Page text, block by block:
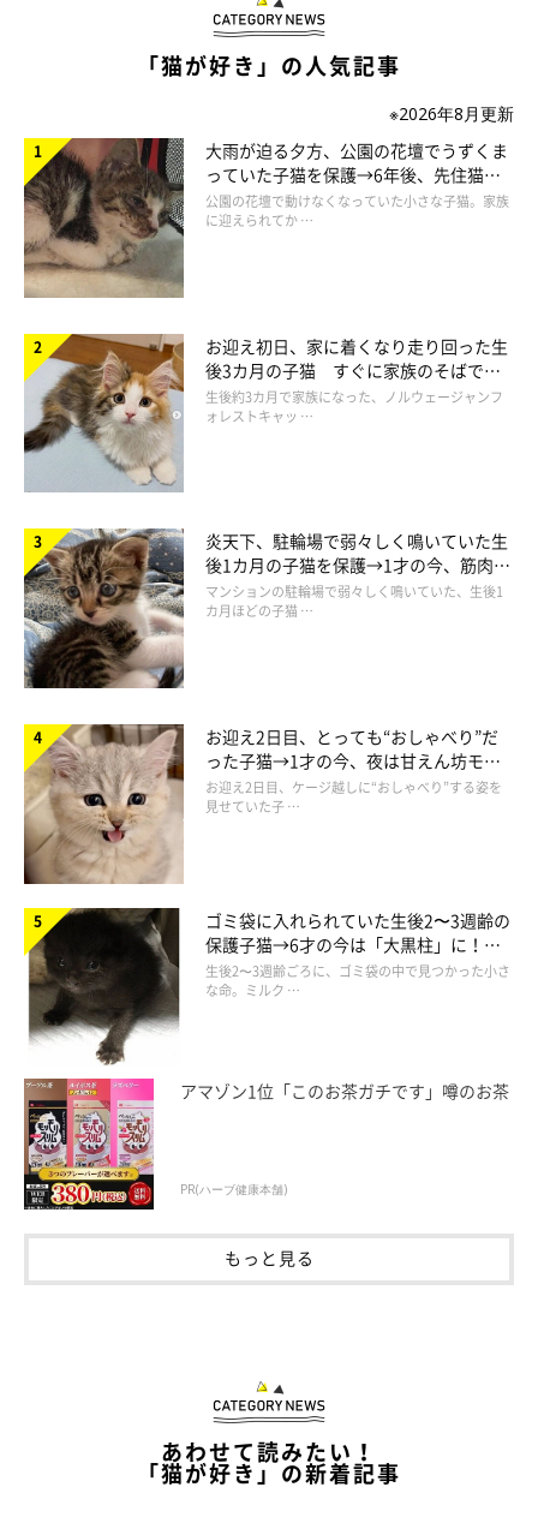
1才ごろのカイくん、グリくん。
@luna7taka9
そんな2匹は、子猫のころはぴったり寄り添って眠っていたそう
です。生後1カ月、4カ月、1才のころには、シンクロするように
眠る姿も見られたといいます。
「猫が好き」の人気記事
※2026年8月更新
大雨が迫る夕方、公園の花壇でうずくま
っていた子猫を保護→6年後、先住猫
と“姉妹”のような関係に
公園の花壇で動けなくなっていた小さな子猫。家族
に迎えられてか …
お迎え初日、家に着くなり走り回った生
後3カ月の子猫 すぐに家族のそばで落
ち着く姿に「迎えてよかった」
生後約3カ月で家族になった、ノルウェージャンフ
ォレストキャッ …
炎天下、駐輪場で弱々しく鳴いていた生
後1カ月の子猫を保護→1才の今、筋肉質
でツンデレなコに成長
マンションの駐輪場で弱々しく鳴いていた、生後1
カ月ほどの子猫 …
お迎え2日目、とっても“おしゃべり”だ
った子猫→1才の今、夜は甘えん坊モー
ドになるコに成長！
お迎え2日目、ケージ越しに“おしゃべり”する姿を
見せていた子 …
ゴミ袋に入れられていた生後2〜3週齢の
保護子猫→6才の今は「大黒柱」に！
美しい黒猫に成長した姿にグッとくる
生後2〜3週齢ごろに、ゴミ袋の中で見つかった小さ
な命。ミルク …
アマゾン1位「このお茶ガチです」噂のお茶
PR(ハーブ健康本舗)
もっと見る
あわせて読みたい！
「猫が好き」の新着記事